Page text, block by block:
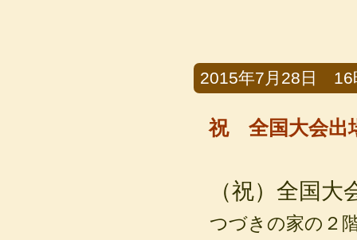
2015年7月28日 16
祝 全国大会
（祝）全国大
つづきの家の２